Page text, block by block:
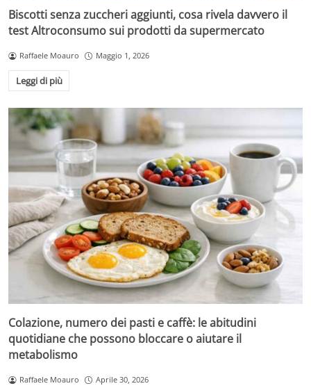
Biscotti senza zuccheri aggiunti, cosa rivela davvero il
test Altroconsumo sui prodotti da supermercato
Raffaele Moauro Maggio 1, 2026
Leggi di più
Colazione, numero dei pasti e caffè: le abitudini
quotidiane che possono bloccare o aiutare il
metabolismo
Raffaele Moauro Aprile 30, 2026